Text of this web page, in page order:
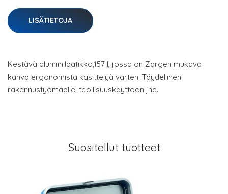
LISÄTIETOJA
Kestävä alumiinilaatikko,157 l, jossa on Zargen mukava
kahva ergonomista käsittelyä varten. Täydellinen
rakennustyömaalle, teollisuuskäyttöön jne.
Suositellut tuotteet